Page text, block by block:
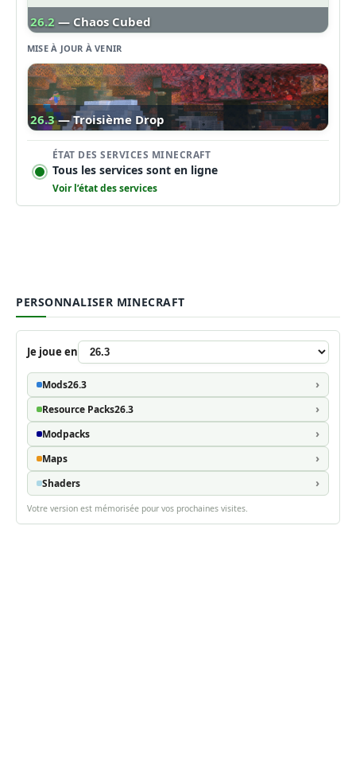
26.2 — Chaos Cubed
MISE À JOUR À VENIR
26.3 — Troisième Drop
ÉTAT DES SERVICES MINECRAFT
Tous les services sont en ligne
Voir l’état des services
PERSONNALISER MINECRAFT
Je joue en
Mods26.3
Resource Packs26.3
Modpacks
Maps
Shaders
Votre version est mémorisée pour vos prochaines visites.